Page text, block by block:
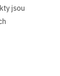
jsou